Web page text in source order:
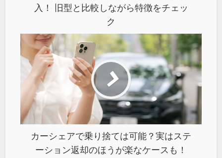
入！ 旧型と比較しながら特徴をチェッ
ク
カーシェアで乗り捨ては可能？実はステ
ーション返却のほうが楽なケースも！